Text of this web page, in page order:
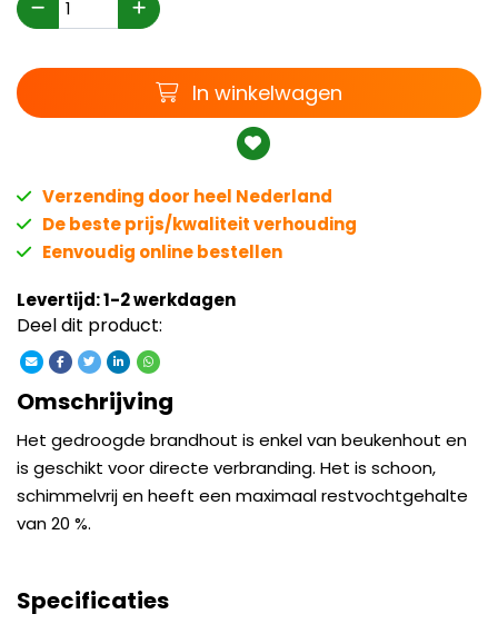
Winkelwagen
In winkelwagen
Verzending door heel Nederland
De beste prijs/kwaliteit verhouding
Eenvoudig online bestellen
Levertijd: 1-2 werkdagen
Deel dit product:
Omschrijving
Het gedroogde brandhout is enkel van beukenhout en
is geschikt voor directe verbranding. Het is schoon,
schimmelvrij en heeft een maximaal restvochtgehalte
van 20 %.
Specificaties